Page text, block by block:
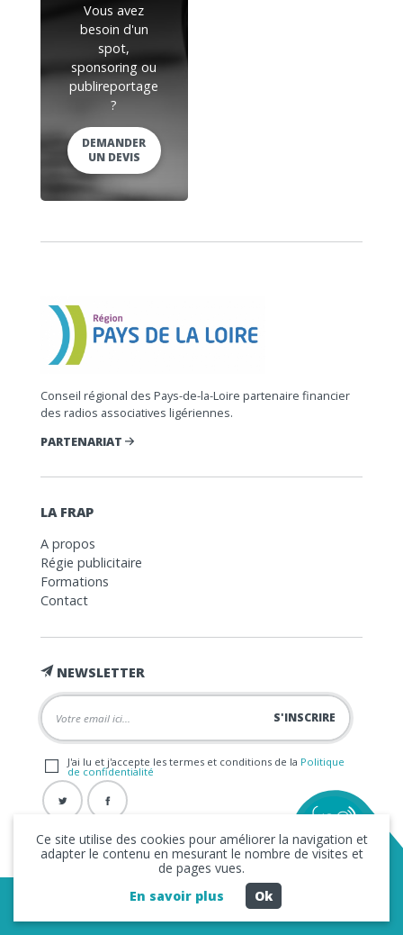
Vous avez
besoin d'un
spot,
sponsoring ou
publireportage
?
DEMANDER
UN DEVIS
Conseil régional des Pays-de-la-Loire partenaire financier
des radios associatives ligériennes.
PARTENARIAT
LA FRAP
A propos
Régie publicitaire
Formations
Contact
NEWSLETTER
J'ai lu et j'accepte les termes et conditions de la Politique
de confidentialité
Copyright © 2026 La FRAP -Mentions légales
Business to Web
Ce site utilise des cookies pour améliorer la navigation et
adapter le contenu en mesurant le nombre de visites et
de pages vues.
En savoir plus
Ok